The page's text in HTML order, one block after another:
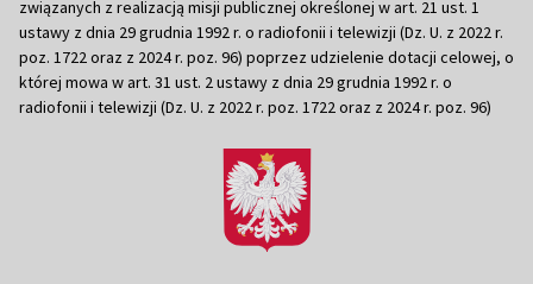
związanych z realizacją misji publicznej określonej w art. 21 ust. 1
ustawy z dnia 29 grudnia 1992 r. o radiofonii i telewizji (Dz. U. z 2022 r.
poz. 1722 oraz z 2024 r. poz. 96) poprzez udzielenie dotacji celowej, o
której mowa w art. 31 ust. 2 ustawy z dnia 29 grudnia 1992 r. o
radiofonii i telewizji (Dz. U. z 2022 r. poz. 1722 oraz z 2024 r. poz. 96)